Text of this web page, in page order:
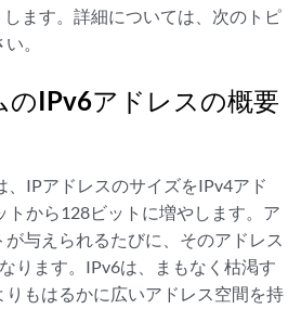
ます。詳細については、次のトピ
。
のIPv6アドレスの概要
、IPアドレスのサイズをIPv4アド
トから128ビットに増やします。ア
が与えられるたびに、そのアドレス
ります。IPv6は、まもなく枯渇す
りもはるかに広いアドレス空間を持